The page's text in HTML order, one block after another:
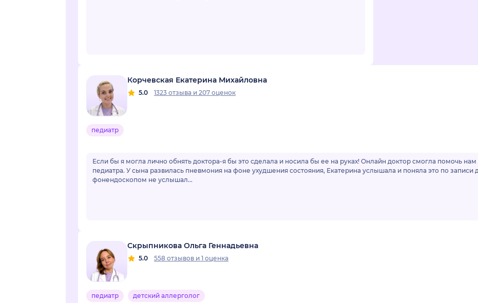
Корчевская Екатерина Михайловна
5.0 1323 отзыва и 207 оценок
педиатр
Если бы я могла лично обнять доктора-я бы это сделала и носила бы ее на руках! Онлайн доктор смогла помочь
педиатра. У сына развилась пневмония на фоне ухудшения состояния, Екатерина услышала и поняла это по записи
фонендоскопом не услышал...
Скрыпникова Ольга Геннадьевна
5.0 558 отзывов и 1 оценка
педиатр детский аллерголог